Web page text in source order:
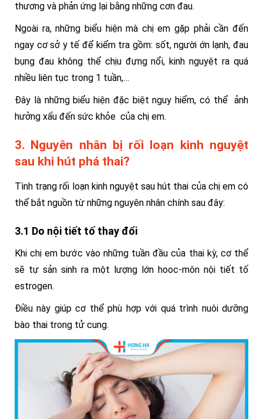
thương và phản ứng lại bằng những cơn đau.
Ngoài ra, những biểu hiện mà chị em gặp phải cần đến
ngay cơ sở y tế để kiểm tra gồm: sốt, người ớn lạnh, đau
bụng đau không thể chịu đựng nổi, kinh nguyệt ra quá
nhiều liên tục trong 1 tuần,…
Đây là những biểu hiện đặc biệt nguy hiểm, có thể ảnh
hưởng xấu đến sức khỏe của chị em.
3. Nguyên nhân bị rối loạn kinh nguyệt
sau khi hút phá thai?
Tình trạng rối loạn kinh nguyệt sau hút thai của chị em có
thể bắt nguồn từ những nguyên nhân chính sau đây:
3.1 Do nội tiết tố thay đổi
Khi chị em bước vào những tuần đầu của thai kỳ, cơ thể
sẽ tự sản sinh ra một lượng lớn hooc-môn nội tiết tố
estrogen.
Điều này giúp cơ thể phù hợp với quá trình nuôi dưỡng
bào thai trong tử cung.